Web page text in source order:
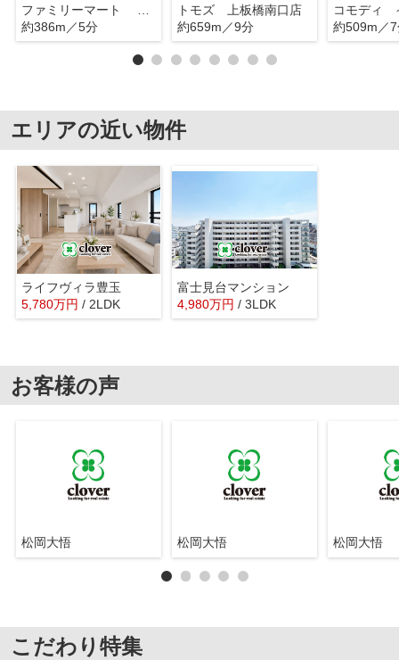
ファミリーマート 桜川三丁目店
約386m／5分
トモズ 上板橋南口店
約659m／9分
約509m／
エリアの近い物件
ライフヴィラ豊玉
5,780万円 / 2LDK
富士見台マンション
4,980万円 / 3LDK
お客様の声
松岡大悟 松岡大悟 松岡大悟
こだわり特集